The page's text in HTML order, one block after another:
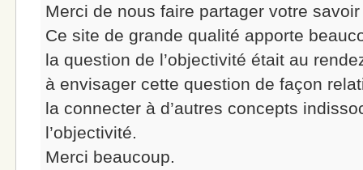
Merci de nous faire partager votre
Ce site de grande qualité apporte
la question de l’objectivité était au
à envisager cette question de façon
la connecter à d’autres concepts
l’objectivité.
Merci beaucoup.